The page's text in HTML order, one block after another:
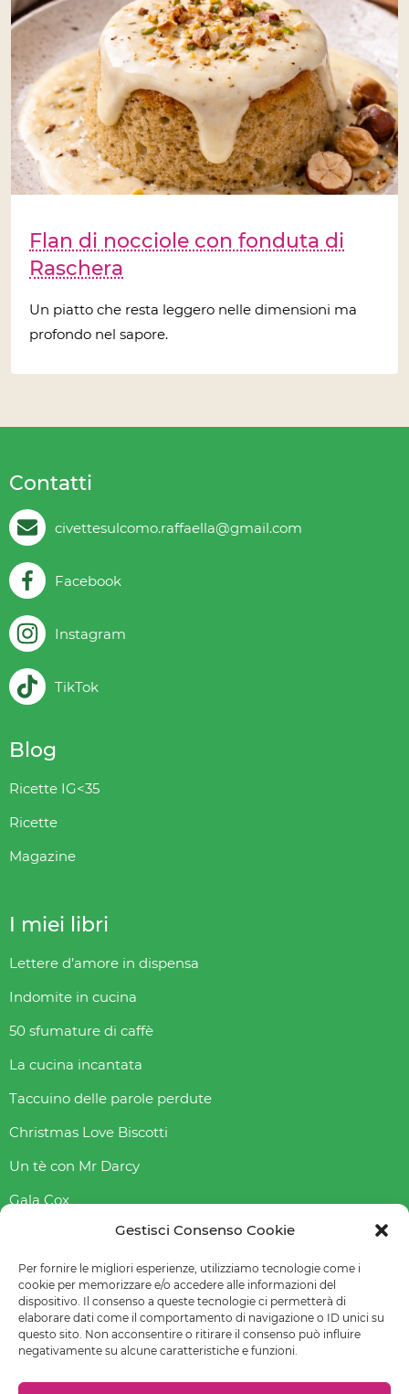
Gestisci Consenso Cookie
Per fornire le migliori esperienze, utilizziamo tecnologie come i
cookie per memorizzare e/o accedere alle informazioni del
dispositivo. Il consenso a queste tecnologie ci permetterà di
elaborare dati come il comportamento di navigazione o ID unici su
questo sito. Non acconsentire o ritirare il consenso può influire
negativamente su alcune caratteristiche e funzioni.
Flan di nocciole con fonduta di
Raschera
Un piatto che resta leggero nelle dimensioni ma
profondo nel sapore.
Contatti
civettesulcomo.raffaella@gmail.com
Facebook
Instagram
TikTok
Blog
Ricette IG<35
Ricette
Magazine
I miei libri
Lettere d’amore in dispensa
Indomite in cucina
50 sfumature di caffè
La cucina incantata
Taccuino delle parole perdute
Christmas Love Biscotti
Un tè con Mr Darcy
Gala Cox
Indice gliceAmico
Abbasso l’indice glicemico
© 2022-2023 Raffaella Fenoglio – La mia email è
raffaellafenoglio@yahoo.it